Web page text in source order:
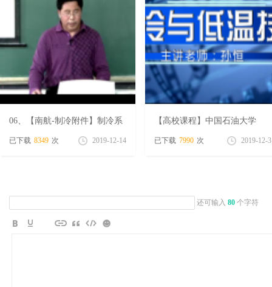
学
06、【南航-制冷附件】制冷系
统换热设备原理与计算 32课时
已下载 8349 次 2019-12-14
【高校课程】中国石油大学
（北京）-制冷与低温技术 52课
已下载 7990 次 2019-12-3
还可输入 80 个字符